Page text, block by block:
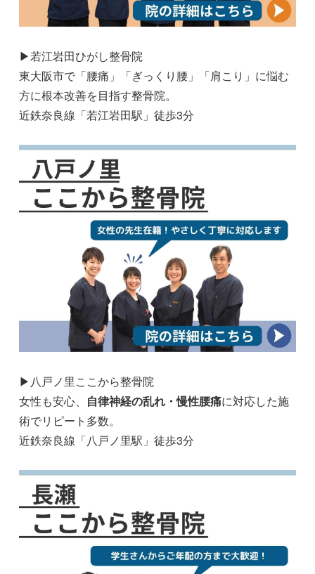
▶若江岩田ひがし整骨院
東大阪市で「腰痛」「ぎっくり腰」「肩こり」に悩む
方に根本改善を目指す整骨院。
近鉄奈良線「若江岩田駅」徒歩3分
▶八戸ノ里ここから整骨院
女性も安心、 自律神経の乱れ・慢性腰痛に対応した施
術でリピート多数。
近鉄奈良線「八戸ノ里駅」徒歩3分